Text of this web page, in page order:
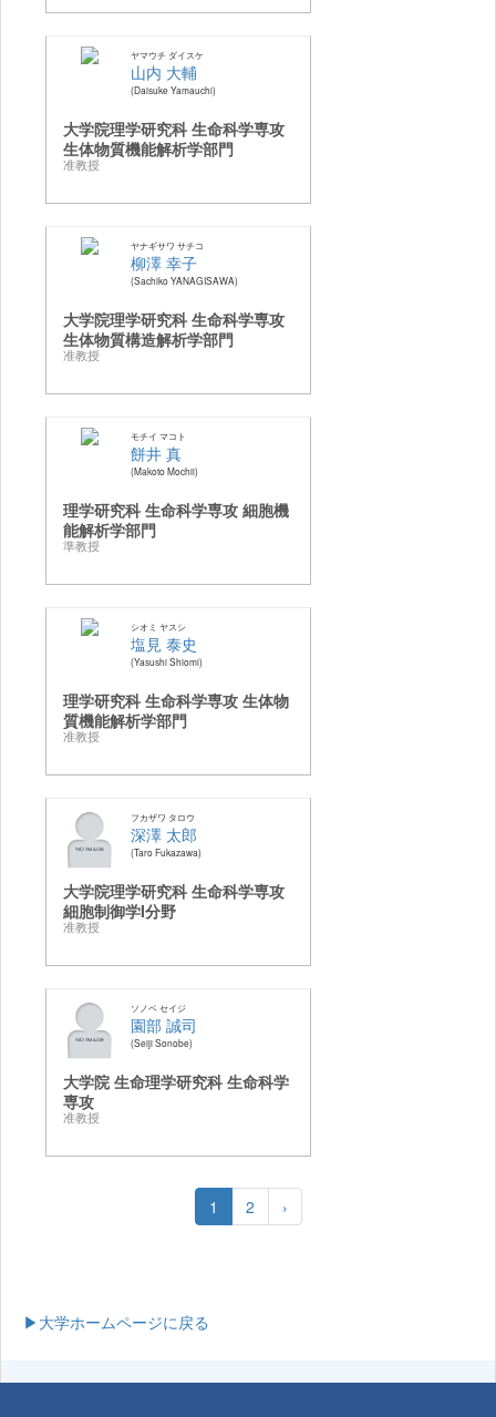
ヤマウチ ダイスケ
山内 大輔
Daisuke Yamauchi
大学院理学研究科 生命科学専攻
生体物質機能解析学部門
准教授
ヤナギサワ サチコ
柳澤 幸子
Sachiko YANAGISAWA
大学院理学研究科 生命科学専攻
生体物質構造解析学部門
准教授
モチイ マコト
餅井 真
Makoto Mochii
理学研究科 生命科学専攻 細胞機
能解析学部門
準教授
シオミ ヤスシ
塩見 泰史
Yasushi Shiomi
理学研究科 生命科学専攻 生体物
質機能解析学部門
准教授
フカザワ タロウ
深澤 太郎
Taro Fukazawa
大学院理学研究科 生命科学専攻
細胞制御学I分野
准教授
ソノベ セイジ
園部 誠司
Seiji Sonobe
大学院 生命理学研究科 生命科学
専攻
准教授
1 2 ›
▶大学ホームページに戻る